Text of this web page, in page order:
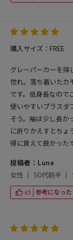
購入サイズ：FREE
グレーパーカーを探
惚れ。落ち着いたカ
です。低身長なので
使いやすいプラスダ
そう。袖は少し長か
に折りかえすとちょ
得に買えて良かった
投稿者：Lune
女性
50代前半
65 参考になった